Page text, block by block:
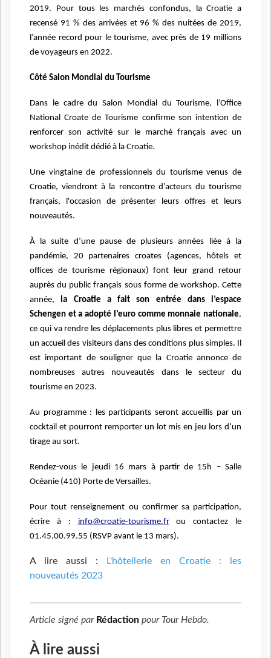
2019. Pour tous les marchés confondus, la Croatie a
recensé 91 % des arrivées et 96 % des nuitées de 2019,
l’année record pour le tourisme, avec près de 19 millions
de voyageurs en 2022.
Côté Salon Mondial du Tourisme
Dans le cadre du Salon Mondial du Tourisme, l’Office
National Croate de Tourisme confirme son intention de
renforcer son activité sur le marché français avec un
workshop inédit dédié à la Croatie.
Une vingtaine de professionnels du tourisme venus de
Croatie, viendront à la rencontre d’acteurs du tourisme
français, l'occasion de présenter leurs offres et leurs
nouveautés.
À la suite d’une pause de plusieurs années liée à la
pandémie, 20 partenaires croates (agences, hôtels et
offices de tourisme régionaux) font leur grand retour
auprès du public français sous forme de workshop. Cette
année,
la Croatie a fait son entrée dans l’espace
Schengen et a adopté l’euro comme monnaie nationale,
ce qui va rendre les déplacements plus libres et permettre
un accueil des visiteurs dans des conditions plus simples. Il
est important de souligner que la Croatie annonce de
nombreuses autres nouveautés dans le secteur du
tourisme en 2023.
Au programme : les participants seront accueillis par un
cocktail et pourront remporter un lot mis en jeu lors d’un
tirage au sort.
Rendez-vous le jeudi 16 mars à partir de 15h – Salle
Océanie (410) Porte de Versailles.
Pour tout renseignement ou confirmer sa participation,
écrire à : info@croatie-tourisme.frou contactez le
01.45.00.99.55 (RSVP avant le 13 mars).
A lire aussi :
L'hôtellerie en Croatie : les
nouveautés 2023
Article signé par Rédaction pour Tour Hebdo.
À lire aussi